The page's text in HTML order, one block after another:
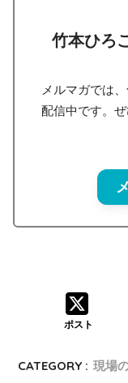
竹本ひろ
メルマガでは
配信中です。ぜ
ポスト
CATEGORY : 現場